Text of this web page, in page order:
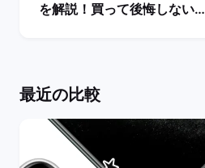
を解説！買って後悔しない機
最近の比較